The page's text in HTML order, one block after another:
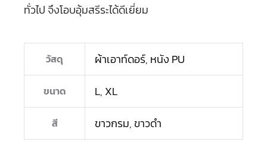
ทั่วไป จึงโอบอุ้มสรีระได้ดีเยี่ยม
วัสดุ ผ้าเอาท์ดอร์, หนัง PU
ขนาด L, XL
สี ขาวกรม, ขาวดำ